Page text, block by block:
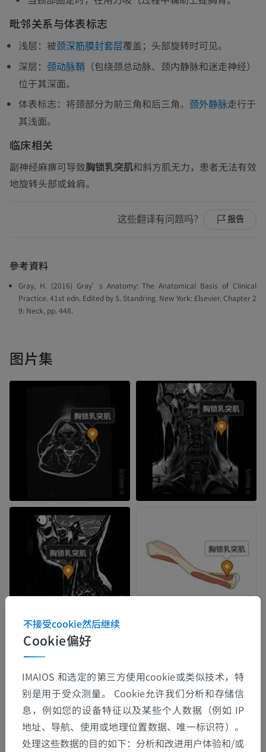
毗邻关系与体表标志
浅层：被颈深筋膜封套层覆盖；头部旋转时可见。
深层： 颈动脉鞘 （包绕颈总动脉、颈内静脉和迷走神经）
位于其深面。
体表标志：将颈部分为前三角和后三角。 颈外静脉走行于
其浅面。
临床相关
副神经麻痹可导致胸锁乳突肌和斜方肌无力，患者无法有效
地旋转头部或耸肩。
这些翻译有问题吗？ 报告
參考資料
Gray, H. (2016) Gray’s Anatomy: The Anatomical Basis of Clinical
Practice. 41st edn. Edited by S. Standring. New York: Elsevier. Chapter 2
9: Neck, pp. 448.
图片集
Cookie偏好
不接受cookie然后继续
IMAIOS 和选定的第三方使用cookie或类似技术，特
别是用于受众测量。 Cookie允许我们分析和存储信
息，例如您的设备特征以及某些个人数据（例如 IP
地址、导航、使用或地理位置数据、唯一标识符）。
处理这些数据的目的如下：分析和改进用户体验和/或